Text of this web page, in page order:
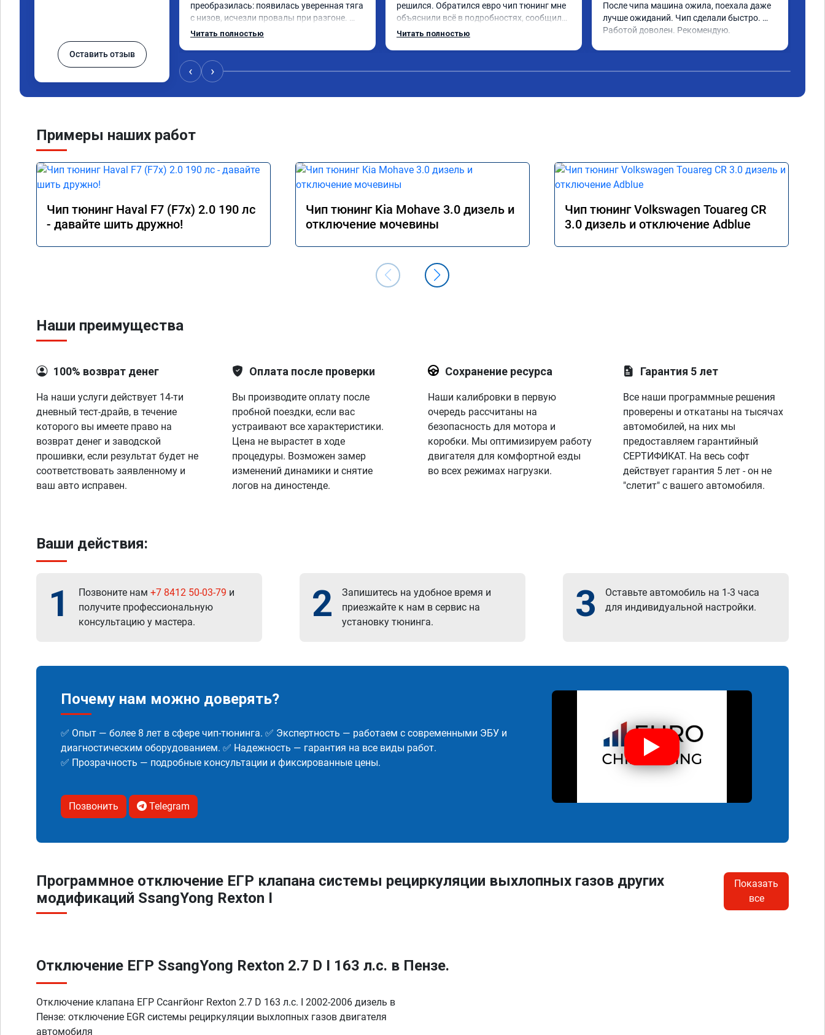
Оставить отзыв
преобразилась: появилась уверенная тяга
с низов, исчезли провалы при разгоне.
Расход в спокойном режиме даже немного
всем, кто сомневается.
Читать полностью
решился. Обратился евро чип тюнинг мне
объяснили всё в подробностях, сообщили
сумму записали. Приехал в назначенное
Читать полностью
После чипа машина ожила, поехала даже
лучше ожиданий. Чип сделали быстро.
Работой доволен. Рекомендую.
‹ ›
Примеры наших работ
Чип тюнинг Haval F7 (F7x) 2.0 190 лс
- давайте шить дружно!
Чип тюнинг Kia Mohave 3.0 дизель и
отключение мочевины
Чип тюнинг Volkswagen Touareg CR
3.0 дизель и отключение Adblue
Наши преимущества
100% возврат денег
На наши услуги действует 14-ти
дневный тест-драйв, в течение
которого вы имеете право на
возврат денег и заводской
прошивки, если результат будет не
соответствовать заявленному и
ваш авто исправен.
Оплата после проверки
Вы производите оплату после
пробной поездки, если вас
устраивают все характеристики.
Цена не вырастет в ходе
процедуры. Возможен замер
изменений динамики и снятие
логов на диностенде.
Сохранение ресурса
Наши калибровки в первую
очередь рассчитаны на
безопасность для мотора и
коробки. Мы оптимизируем работу
двигателя для комфортной езды
во всех режимах нагрузки.
Гарантия 5 лет
Все наши программные решения
проверены и откатаны на тысячах
автомобилей, на них мы
предоставляем гарантийный
СЕРТИФИКАТ. На весь софт
действует гарантия 5 лет - он не
"слетит" с вашего автомобиля.
Ваши действия:
1 Позвоните нам +7 8412 50-03-79 и
получите профессиональную
консультацию у мастера.
2
Запишитесь на удобное время и
приезжайте к нам в сервис на
установку тюнинга.
3
Оставьте автомобиль на 1-3 часа
для индивидуальной настройки.
Почему нам можно доверять?
✅ Опыт — более 8 лет в сфере чип-тюнинга. ✅ Экспертность — работаем с современными ЭБУ и
диагностическим оборудованием. ✅ Надежность — гарантия на все виды работ.
✅ Прозрачность — подробные консультации и фиксированные цены.
Позвонить Telegram
Программное отключение ЕГР клапана системы рециркуляции выхлопных газов других
модификаций SsangYong Rexton I
Показать
все
Отключение ЕГР SsangYong Rexton 2.7 D I 163 л.с. в Пензе.
Отключение клапана ЕГР Ссангйонг Rexton 2.7 D 163 л.с. I 2002-2006 дизель в
Пензе: отключение EGR системы рециркуляции выхлопных газов двигателя
автомобиля